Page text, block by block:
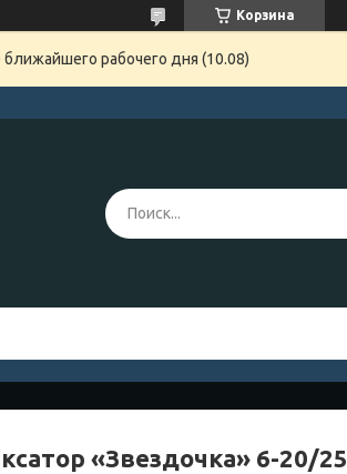
Корзина
рабочего дня (10.08)
«Звездочка» 6-20/25